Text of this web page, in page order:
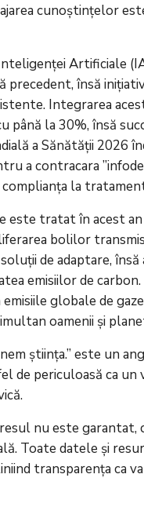
cunoștințelor
Artificiale
însă
Integrarea
la 30%, însă
a Sănătății 2026
a contracara
complianța la
tratat în acest
bolilor
de adaptare,
emisiilor de
globale de
oamenii și
știința.” este un
de periculoasă ca
nu este
Toate datele și
transparența ca